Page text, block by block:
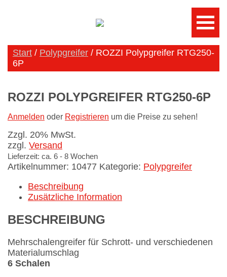
Start / Polypgreifer / ROZZI Polypgreifer RTG250-
6P
ROZZI POLYPGREIFER RTG250-6P
Anmelden oder Registrieren um die Preise zu sehen!
Zzgl. 20% MwSt.
zzgl. Versand
Lieferzeit: ca. 6 - 8 Wochen
Artikelnummer: 10477 Kategorie: Polypgreifer
Beschreibung
Zusätzliche Information
BESCHREIBUNG
Mehrschalengreifer für Schrott- und verschiedenen
Materialumschlag
6 Schalen